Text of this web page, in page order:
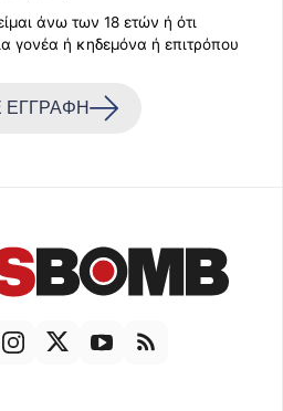
άνω των 18 ετών ή ότι
γονέα ή κηδεμόνα ή επιτρόπου
ΕΓΓΡΑΦΗ